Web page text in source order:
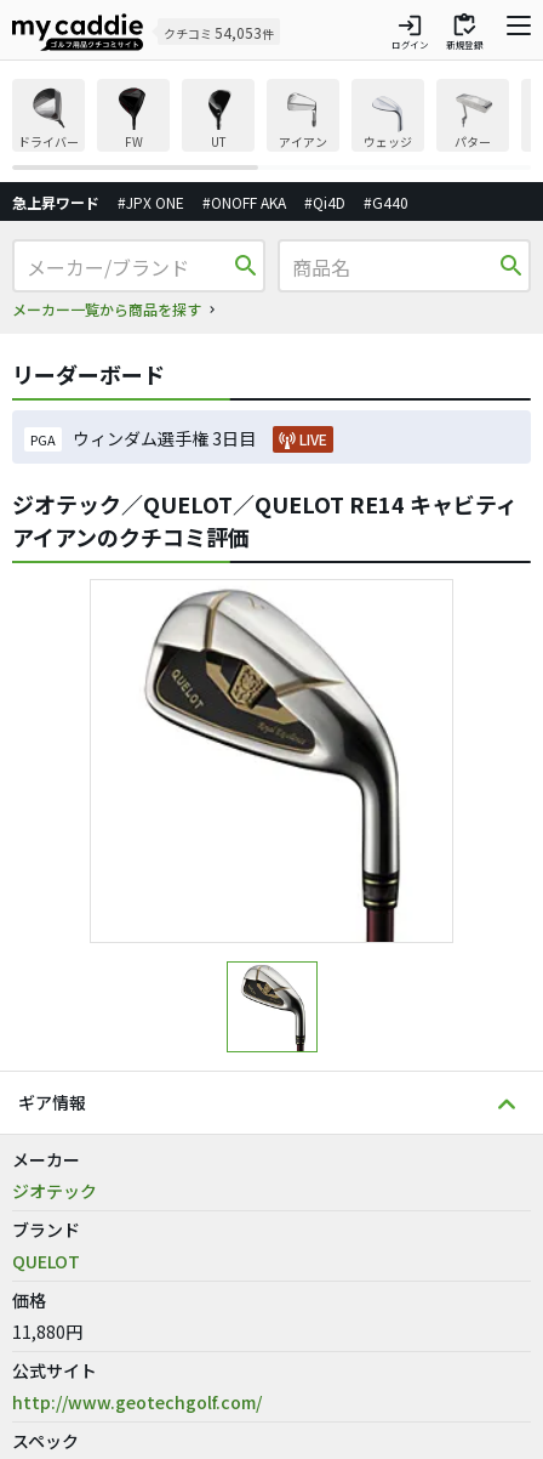
クチコミ 54,053件 login
ログイン
inventory
新規登録
ドライバー FW UT アイアン ウェッジ パター
急上昇ワード #JPX ONE #ONOFF AKA #Qi4D #G440
search
メーカー一覧から商品を探す
search
リーダーボード
PGA ウィンダム選手権 3日目 LIVE
ジオテック／QUELOT／QUELOT RE14 キャビティ
アイアンのクチコミ評価
ギア情報
メーカー
ジオテック
ブランド
QUELOT
価格
11,880円
公式サイト
http://www.geotechgolf.com/
スペック